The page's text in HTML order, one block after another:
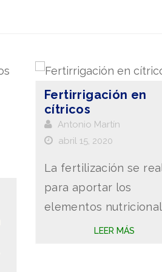
Fertirrigación en
cítricos
Antonio Martín
abril 15, 2020
La fertilización se
para aportar los
elementos
esenciales para el
LEER MÁS